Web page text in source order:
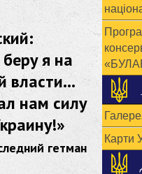
я на
власти…
нам силу
гетман
Карти